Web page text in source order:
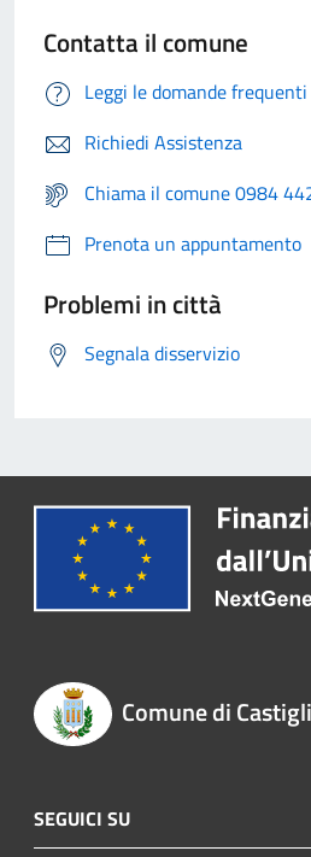
Contatta il comune
Leggi le domande frequenti
Richiedi Assistenza
Chiama il comune 0984
Prenota un appuntamento
Problemi in città
Segnala disservizio
Comune di
SEGUICI SU